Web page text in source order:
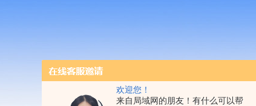
欢迎您！
来自局域网的朋友！有什么可以帮